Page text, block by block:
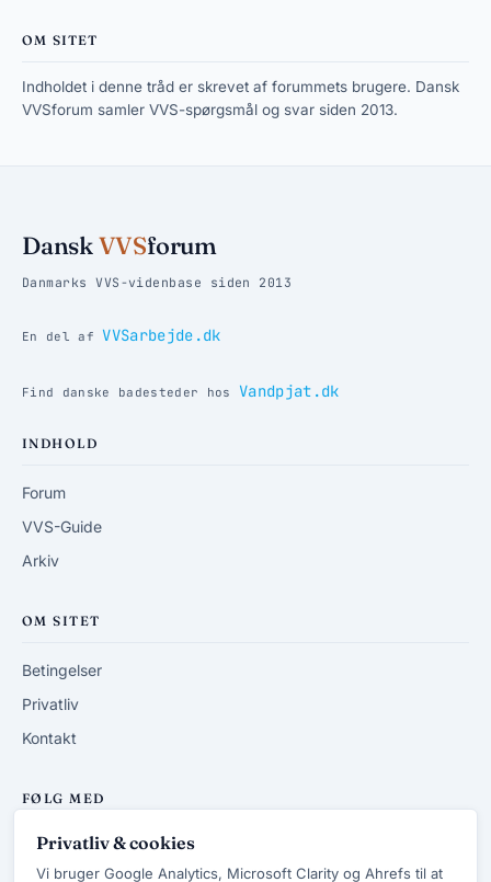
OM SITET
Indholdet i denne tråd er skrevet af forummets brugere. Dansk
VVSforum samler VVS-spørgsmål og svar siden 2013.
DanskVVSforum
Danmarks VVS-videnbase siden 2013
En del af VVSarbejde.dk
Find danske badesteder hos Vandpjat.dk
INDHOLD
Forum
VVS-Guide
Arkiv
OM SITET
Betingelser
Privatliv
Kontakt
FØLG MED
RSS-feed
Privatliv & cookies
Vi bruger Google Analytics, Microsoft Clarity og Ahrefs til at